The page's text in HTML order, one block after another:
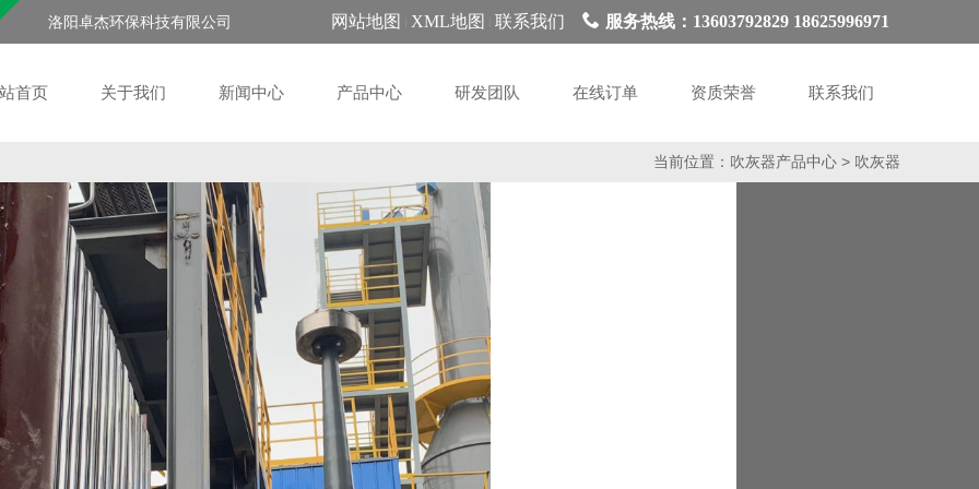
洛阳卓杰环保科技有限公司 网站地图 XML地图 联系我们 服务热线：13603792829 18625996971
首页 关于我们 新闻中心 产品中心 研发团队 在线订单 资质荣誉 联系我们
当前位置： 吹灰器产品中心 > 吹灰器